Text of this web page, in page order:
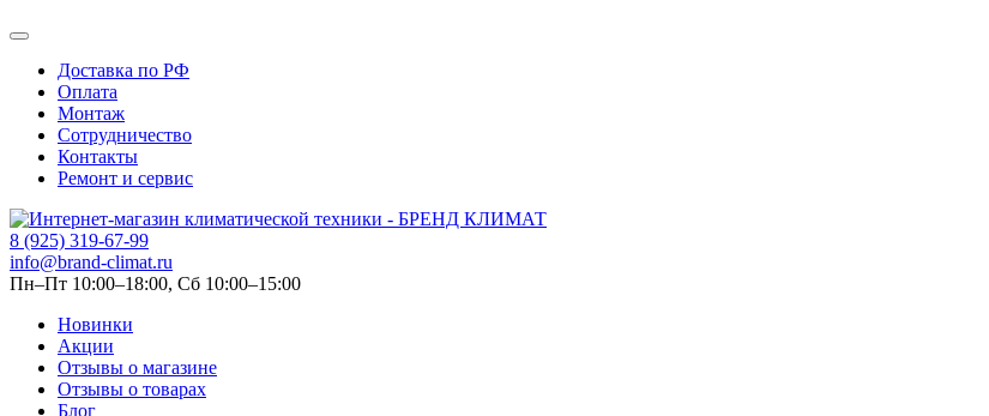
Доставка по РФ
Оплата
Монтаж
Сотрудничество
Контакты
Ремонт и сервис
8 (925) 319-67-99
info@brand-climat.ru
Пн–Пт 10:00–18:00, Сб 10:00–15:00
Новинки
Акции
Отзывы о магазине
Отзывы о товарах
Блог